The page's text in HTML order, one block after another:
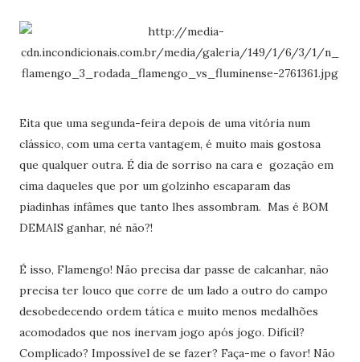
Eita que uma segunda-feira depois de uma vitória num
clássico, com uma certa vantagem, é muito mais gostosa
que qualquer outra. É dia de sorriso na cara e gozação em
cima daqueles que por um golzinho escaparam das
piadinhas infâmes que tanto lhes assombram. Mas é BOM
DEMAIS ganhar, né não?!
É isso, Flamengo! Não precisa dar passe de calcanhar, não
precisa ter louco que corre de um lado a outro do campo
desobedecendo ordem tática e muito menos medalhões
acomodados que nos inervam jogo após jogo. Difícil?
Complicado? Impossível de se fazer? Faça-me o favor! Não